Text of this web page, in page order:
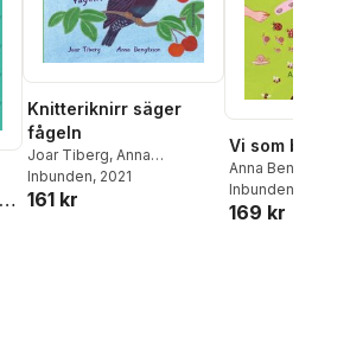
Knitteriknirr säger
fågeln
Joar Tiberg, Anna
Bengtsson
Inbunden, 2021
161 kr
Vi som bor
Anna Bengtsson
Inbunden
169 kr